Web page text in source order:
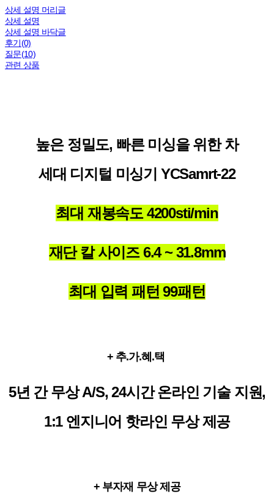
상세 설명 머리글
상세 설명
상세 설명 바닥글
후기(0)
질문(10)
관련 상품
높은 정밀도, 빠른 미싱을 위한 차
세대 디지털 미싱기 YCSamrt-22
최대 재봉속도 4200sti/min
재단 칼 사이즈 6.4 ~ 31.8mm
최대 입력 패턴 99패턴
+ 추.가.혜.택
5년 간 무상 A/S, 24시간 온라인 기술 지원,
1:1 엔지니어 핫라인 무상 제공
+ 부자재 무상 제공